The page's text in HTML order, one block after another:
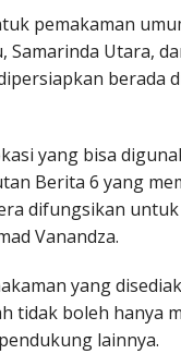
pemakaman
Utara,
berada
yang bisa
Berita 6 yang
difungsikan
Vanandza.
yang
tidak boleh hanya
lainnya.